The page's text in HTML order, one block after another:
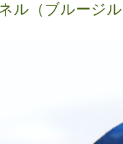
ル（ブルージ